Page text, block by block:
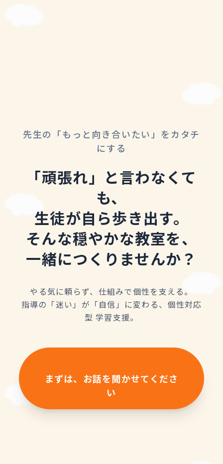
先生の「もっと向き合いたい」をカタチ
にする
「頑張れ」と言わなくて
も、
生徒が自ら歩き出す。
そんな穏やかな教室を、
一緒につくりませんか？
やる気に頼らず、仕組みで個性を支える。
指導の「迷い」が「自信」に変わる、個性対応
型 学習支援。
まずは、お話を聞かせてくださ
い